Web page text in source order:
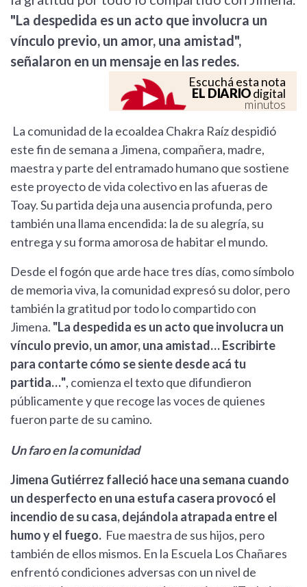
"La despedida es un acto que involucra un
vínculo previo, un amor, una amistad",
señalaron en un mensaje en las redes.
Escuchá esta nota
EL DIARIOdigital
minutos
La comunidad de la ecoaldea Chakra Raíz despidió
este fin de semana a Jimena, compañera, madre,
maestra y parte del entramado humano que sostiene
este proyecto de vida colectivo en las afueras de
Toay. Su partida deja una ausencia profunda, pero
también una llama encendida: la de su alegría, su
entrega y su forma amorosa de habitar el mundo.
Desde el fogón que arde hace tres días, como símbolo
de memoria viva, la comunidad expresó su dolor, pero
también la gratitud por todo lo compartido con
Jimena. "La despedida es un acto que involucra un
vínculo previo, un amor, una amistad… Escribirte
para contarte cómo se siente desde acá tu
partida…", comienza el texto que difundieron
públicamente y que recoge las voces de quienes
fueron parte de su camino.
Un faro en la comunidad
Jimena Gutiérrez falleció hace una semana cuando
un desperfecto en una estufa casera provocó el
incendio de su casa, dejándola atrapada entre el
humo y el fuego. Fue maestra de sus hijos, pero
también de ellos mismos. En la Escuela Los Chañares
enfrentó condiciones adversas con un nivel de